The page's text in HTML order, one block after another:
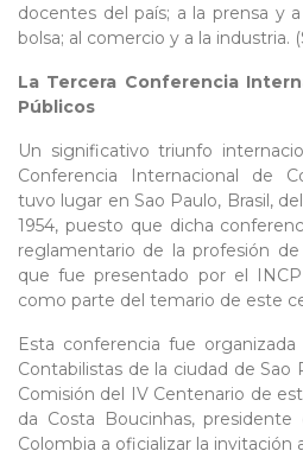
docentes del país; a la prensa y
bolsa; al comercio y a la industria.
La Tercera Conferencia
Públicos
Un significativo triunfo
Conferencia Internacional de
tuvo lugar en Sao Paulo, Brasil,
1954, puesto que dicha
reglamentario de la profesión
que fue presentado por el
como parte del temario de este
Esta conferencia fue
Contabilistas de la ciudad de Sao
Comisión del IV Centenario de
da Costa Boucinhas,
Colombia a oficializar la invitación